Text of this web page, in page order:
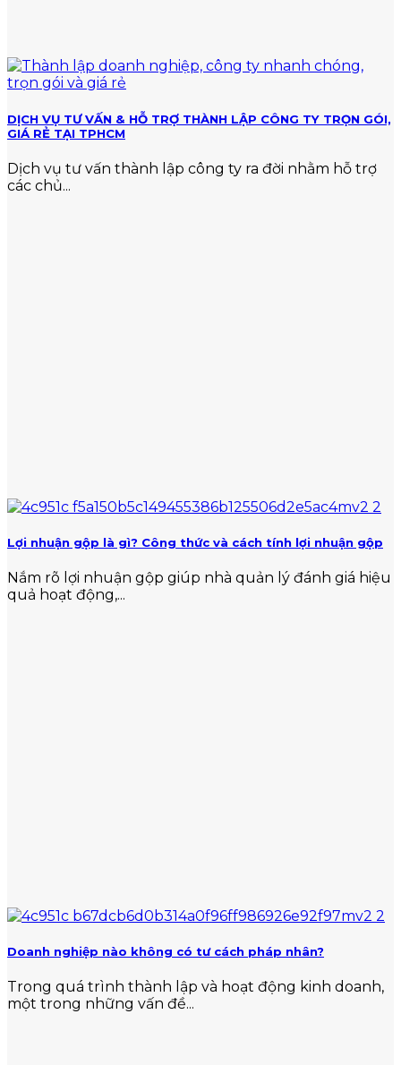
DỊCH VỤ TƯ VẤN & HỖ TRỢ THÀNH LẬP CÔNG TY TRỌN GÓI,
GIÁ RẺ TẠI TPHCM
Dịch vụ tư vấn thành lập công ty ra đời nhằm hỗ trợ
các chủ...
Lợi nhuận gộp là gì? Công thức và cách tính lợi nhuận gộp
Nắm rõ lợi nhuận gộp giúp nhà quản lý đánh giá hiệu
quả hoạt động,...
Doanh nghiệp nào không có tư cách pháp nhân?
Trong quá trình thành lập và hoạt động kinh doanh,
một trong những vấn đề...